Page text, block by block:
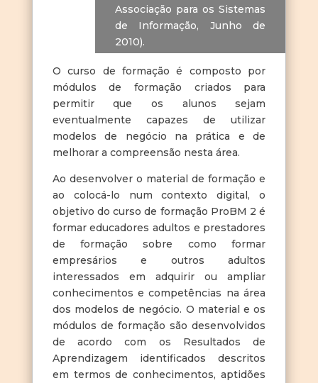
Associação para os Sistemas
de Informação, Junho de
2010).
O curso de formação é composto por
módulos de formação criados para
permitir que os alunos sejam
eventualmente capazes de utilizar
modelos de negócio na prática e de
melhorar a compreensão nesta área.
Ao desenvolver o material de formação e
ao colocá-lo num contexto digital, o
objetivo do curso de formação ProBM 2 é
formar educadores adultos e prestadores
de formação sobre como formar
empresários e outros adultos
interessados em adquirir ou ampliar
conhecimentos e competências na área
dos modelos de negócio. O material e os
módulos de formação são desenvolvidos
de acordo com os Resultados de
Aprendizagem identificados descritos
em termos de conhecimentos, aptidões